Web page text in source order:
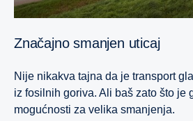
Značajno smanjen uticaj
Nije nikakva tajna da je transport
iz fosilnih goriva. Ali baš zato što je
mogućnosti za velika smanjenja.